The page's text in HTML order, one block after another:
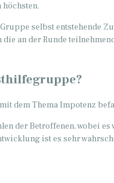
höchsten.
selbst entstehende
an der Runde
dem Thema Impotenz
der Betroffenen, wobei
ist es sehr